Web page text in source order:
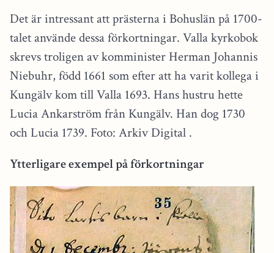
Det är intressant att prästerna i Bohuslän på 1700-
talet använde dessa förkortningar. Valla kyrkobok
skrevs troligen av komminister Herman Johannis
Niebuhr, född 1661 som efter att ha varit kollega i
Kungälv kom till Valla 1693. Hans hustru hette
Lucia Ankarström från Kungälv. Han dog 1730
och Lucia 1739. Foto: Arkiv Digital .
Ytterligare exempel på förkortningar